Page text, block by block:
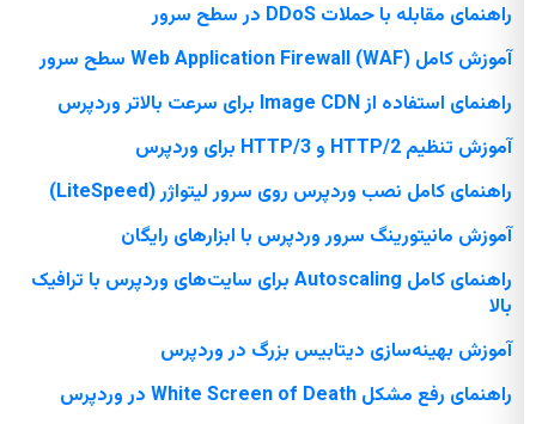
راهنمای مقابله با حملات DDoS در سطح سرور
آموزش کامل Web Application Firewall (WAF) سطح سرور
راهنمای استفاده از Image CDN برای سرعت بالاتر وردپرس
آموزش تنظیم HTTP/2 و HTTP/3 برای وردپرس
راهنمای کامل نصب وردپرس روی سرور لیتواژر (LiteSpeed)
آموزش مانیتورینگ سرور وردپرس با ابزارهای رایگان
راهنمای کامل Autoscaling برای سایت‌های وردپرس با ترافیک
بالا
آموزش بهینه‌سازی دیتابیس بزرگ در وردپرس
راهنمای رفع مشکل White Screen of Death در وردپرس